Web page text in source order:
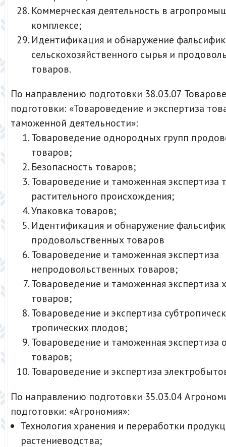
Коммерческая деятельность в
комплексе;
Идентификация и обнаружение
сельскохозяйственного сырья и
товаров.
По направлению подготовки 38.03.07
подготовки: «Товароведение и экспертиза
таможенной деятельности»:
Товароведение однородных групп
товаров;
Безопасность товаров;
Товароведение и таможенная экспертиза
растительного происхождения;
Упаковка товаров;
Идентификация и обнаружение
продовольственных товаров
Товароведение и таможенная экспертиза
непродовольственных товаров;
Товароведение и таможенная экспертиза
товаров;
Товароведение и экспертиза
тропических плодов;
Товароведение и таможенная экспертиза
товаров;
Товароведение и экспертиза
По направлению подготовки 35.03.04
подготовки: «Агрономия»:
Технология хранения и переработки
растениеводства;